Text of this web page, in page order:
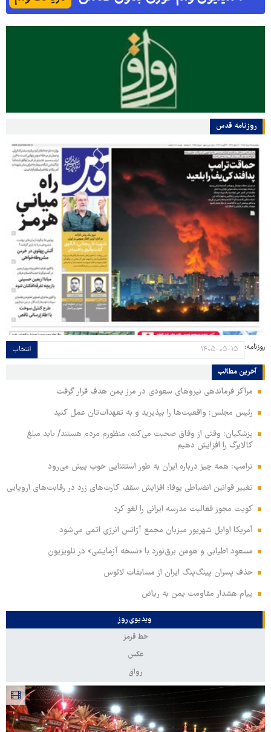
روزنامه قدس
روزنامه: انتخاب
آخرین مطالب
مراکز فرماندهی نیروهای سعودی در مرز یمن هدف قرار گرفت
رئیس مجلس: واقعیت‌ها را بپذیرید و به تعهدات‌تان عمل کنید
پزشکیان: وقتی از وفاق صحبت می‌کنم، منظورم مردم هستند/ باید مبلغ
کالابرگ را افزایش دهیم
ترامپ: همه چیز درباره ایران به طور استثنایی خوب پیش می‌رود
تغییر قوانین انضباطی یوفا؛ افزایش سقف کارت‌های زرد در رقابت‌های اروپایی
کویت مجوز فعالیت مدرسه ایرانی را لغو کرد
آمریکا اوایل شهریور میزبان مجمع آژانس انرژی اتمی می‌شود
مسعود اطیابی و هومن برق‌نورد با «نسخه آزمایشی» در تلویزیون
حذف پسران پینگ‌پنگ ایران از مسابقات لائوس
پیام هشدار مقاومت یمن به ریاض
ویدیوی روز
خط قرمز
عکس
رواق